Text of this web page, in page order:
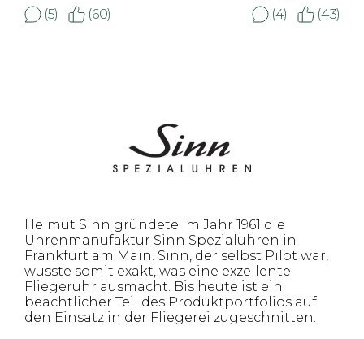
(5) (60)
(4)
(43)
Helmut Sinn gründete im Jahr 1961 die
Uhrenmanufaktur Sinn Spezialuhren in
Frankfurt am Main. Sinn, der selbst Pilot war,
wusste somit exakt, was eine exzellente
Fliegeruhr ausmacht. Bis heute ist ein
beachtlicher Teil des Produktportfolios auf
den Einsatz in der Fliegerei zugeschnitten.